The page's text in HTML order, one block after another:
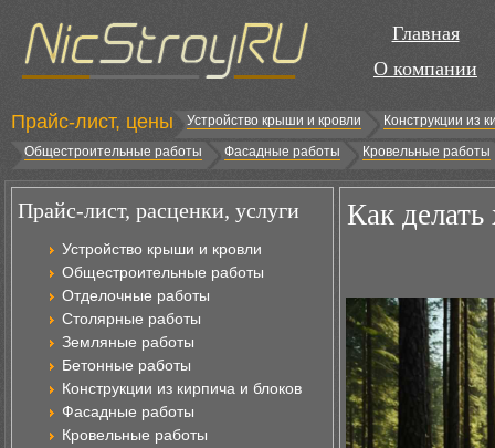
Главная
О компании
Прайс-лист, цены Устройство крыши и кровли
Конструкции из
Общестроительные работы
Фасадные работы Кровельные работы
Прайс-лист, расценки, услуги
Устройство крыши и кровли
Общестроительные работы
Отделочные работы
Столярные работы
Земляные работы
Бетонные работы
Конструкции из кирпича и блоков
Фасадные работы
Кровельные работы
Как